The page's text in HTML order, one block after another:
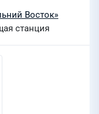
Восток»
станция